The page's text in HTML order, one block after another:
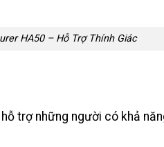
HA50 – Hỗ Trợ Thính Giác
trợ những người có khả